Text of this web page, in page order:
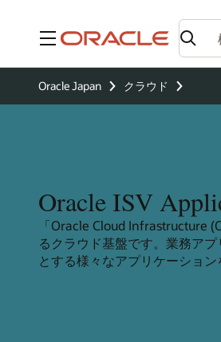
メニュー
Oracle Japan クラウド
Oracle ISV
「Oracle Cloud Infrastructure
るクラウド基盤です。業務ア
とする様々なアプリケーショ